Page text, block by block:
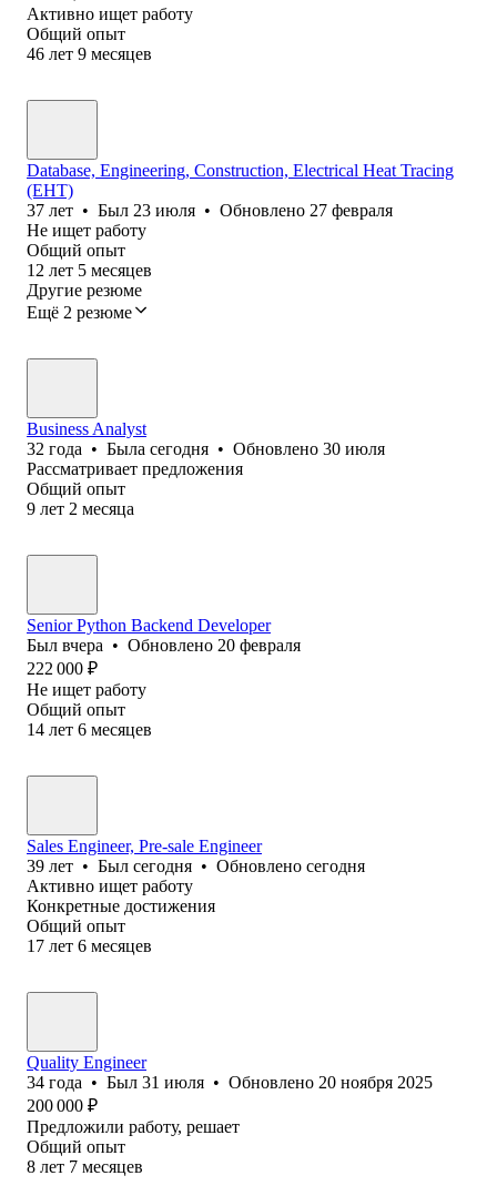
Активно ищет работу
Общий опыт
46 лет 9 месяцев
Database, Engineering, Construction, Electrical Heat Tracing
(EHT)
37 лет • Был 23 июля • Обновлено 27 февраля
Не ищет работу
Общий опыт
12 лет 5 месяцев
Другие резюме
Ещё 2 резюме
Business Analyst
32 года • Была сегодня • Обновлено 30 июля
Рассматривает предложения
Общий опыт
9 лет 2 месяца
Senior Python Backend Developer
Был вчера • Обновлено 20 февраля
222 000 ₽
Не ищет работу
Общий опыт
14 лет 6 месяцев
Sales Engineer, Pre-sale Engineer
39 лет • Был сегодня • Обновлено сегодня
Активно ищет работу
Конкретные достижения
Общий опыт
17 лет 6 месяцев
Quality Engineer
34 года • Был 31 июля • Обновлено 20 ноября 2025
200 000 ₽
Предложили работу, решает
Общий опыт
8 лет 7 месяцев